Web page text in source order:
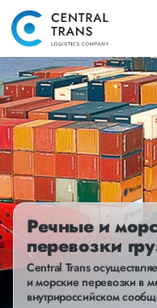
Речные и
перевозки
Central Trans
и морские перевозки в
внутрироссийском